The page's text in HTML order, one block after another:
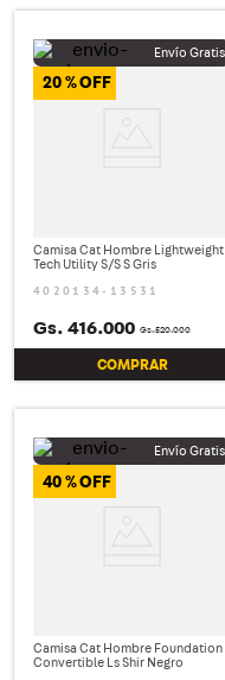
20 %
Camisa Cat Hombre Lightweight
Tech Utility S/S S Gris
4020134-13531
Gs.520.000
Gs. 416.000
COMPRAR
40 %
Camisa Cat Hombre Foundation
Convertible Ls Shir Negro